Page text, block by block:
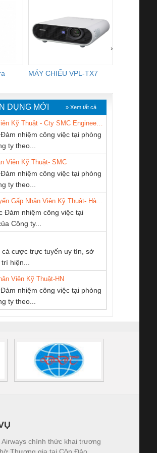
MÁY CHIẾU VPL-TX7
›
sát chuỗi
tấm pin
16I+
(2433950000)
Bộ giám sát dòng
TRANSCLINIC 16I+
(2008130000)
lưu nguồn
BKE 1K5.4
Giá
Nẹp nhôm chống
trơn Đà Nẵng
CONG TY TNHH
TM-DV DAI DONG
THANH
Cty TNHH TM QC
MEKONG MARINE
SUPPLY
KỸ THUẬT KTECH
MỚI » Xem tất cả
nhiệm công việc tại phòng
ty theo...
Viên Kỹ Thuật- SMC
nhiệm công việc tại phòng
ty theo...
Đảm nhiệm công việc tại
Công ty...
cá cược trực tuyến uy tín, sở
hiện...
Viên Kỹ Thuật-HN
nhiệm công việc tại phòng
ty theo...
Airways chính thức khai trương
Thương gia tại Côn Đảo